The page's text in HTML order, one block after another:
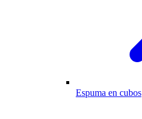
Espuma en cubos